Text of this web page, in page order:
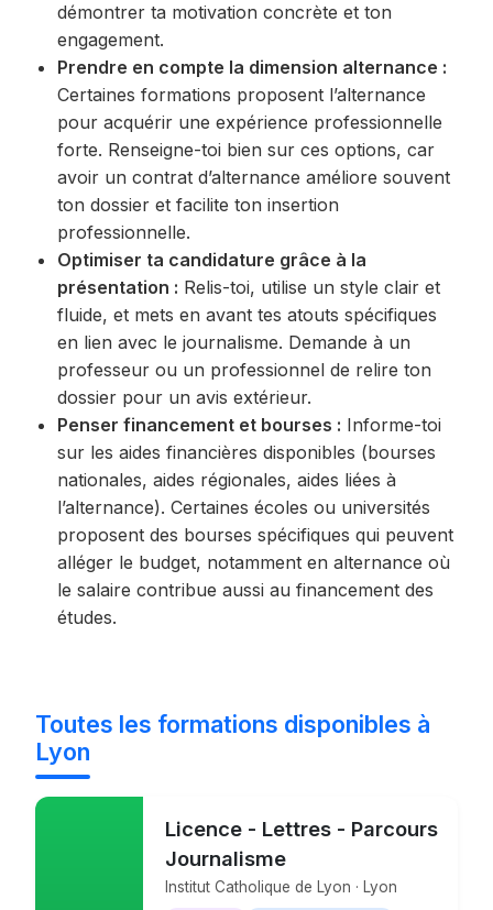
démontrer ta motivation concrète et ton
engagement.
Prendre en compte la dimension alternance :
Certaines formations proposent l’alternance
pour acquérir une expérience professionnelle
forte. Renseigne-toi bien sur ces options, car
avoir un contrat d’alternance améliore souvent
ton dossier et facilite ton insertion
professionnelle.
Optimiser ta candidature grâce à la
présentation : Relis-toi, utilise un style clair et
fluide, et mets en avant tes atouts spécifiques
en lien avec le journalisme. Demande à un
professeur ou un professionnel de relire ton
dossier pour un avis extérieur.
Penser financement et bourses : Informe-toi
sur les aides financières disponibles (bourses
nationales, aides régionales, aides liées à
l’alternance). Certaines écoles ou universités
proposent des bourses spécifiques qui peuvent
alléger le budget, notamment en alternance où
le salaire contribue aussi au financement des
études.
Toutes les formations disponibles à
Lyon
Licence - Lettres - Parcours
Journalisme
Institut Catholique de Lyon · Lyon